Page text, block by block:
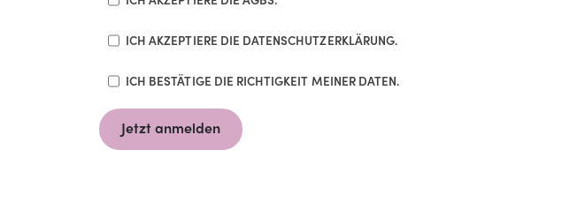
ICH AKZEPTIERE DIE DATENSCHUTZERKLÄRUNG.
ICH BESTÄTIGE DIE RICHTIGKEIT MEINER DATEN.
Jetzt anmelden